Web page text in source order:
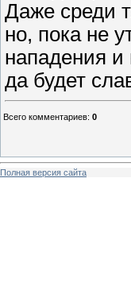
Даже среди
но, пока не
нападения и
да будет
Всего комментариев: 0
Полная версия сайта